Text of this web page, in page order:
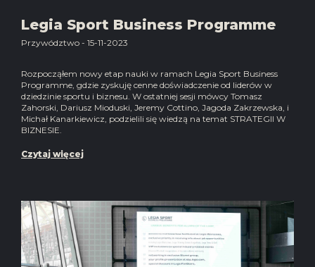
Legia Sport Business Programme
Przywództwo - 15-11-2023
Rozpocząłem nowy etap nauki w ramach Legia Sport Business
Programme, gdzie zyskuję cenne doświadczenie od liderów w
dziedzinie sportu i biznesu. W ostatniej sesji mówcy Tomasz
Zahorski, Dariusz Mioduski, Jeremy Cottino, Jagoda Zakrzewska, i
Michał Kanarkiewicz, podzielili się wiedzą na temat STRATEGII W
BIZNESIE.
Czytaj więcej